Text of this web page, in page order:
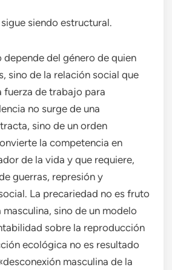
siendo estructural.
depende del género de quien
sino de la relación social que
fuerza de trabajo para
no surge de una
sino de un orden
la competencia en
de la vida y que requiere,
guerras, represión y
La precariedad no es fruto
sino de un modelo
sobre la reproducción
ecológica no es resultado
masculina de la